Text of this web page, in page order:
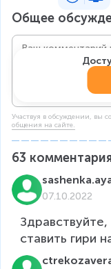
Общее
Участвуя в обсуждении, вы
общения на сайте.
63
07.10.2022
ставить гири